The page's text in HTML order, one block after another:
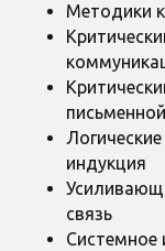
Методики
индукция
связь
Системное